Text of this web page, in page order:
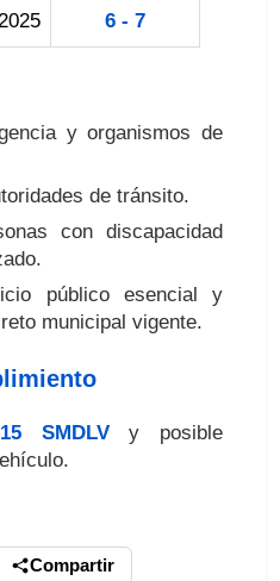
6 - 7
y organismos de
de tránsito.
con discapacidad
público esencial y
municipal vigente.
15 SMDLVy posible
Compartir